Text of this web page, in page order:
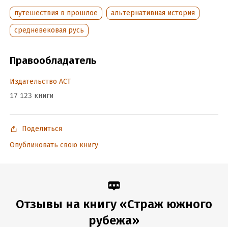
Время на чтение:10ч.
путешествия в прошлое
альтернативная история
средневековая русь
Правообладатель
Издательство АСТ
17 123 книги
Поделиться
Опубликовать свою книгу
Отзывы на книгу «Страж южного
рубежа»